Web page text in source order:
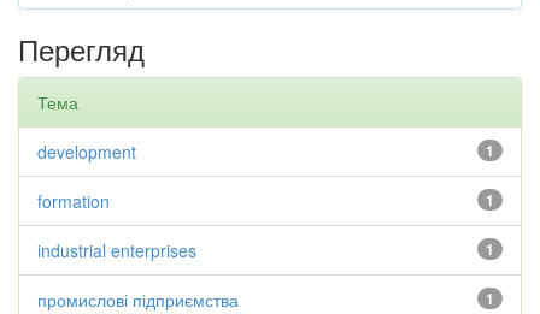
Перегляд
Тема
1
development
1
formation
1
industrial enterprises
1
промислові підприємства